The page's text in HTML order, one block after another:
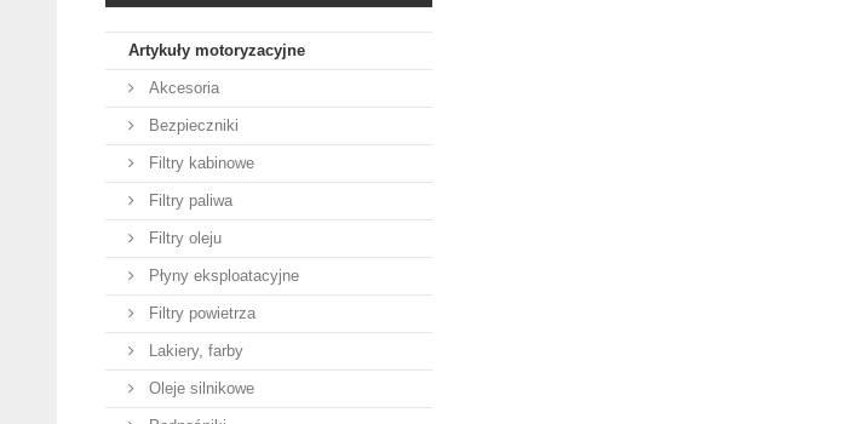
Artykuły motoryzacyjne
Akcesoria
Bezpieczniki
Filtry kabinowe
Filtry paliwa
Filtry oleju
Płyny eksploatacyjne
Filtry powietrza
Lakiery, farby
Oleje silnikowe